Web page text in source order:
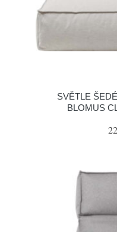
SVĚTLE
BLOMUS